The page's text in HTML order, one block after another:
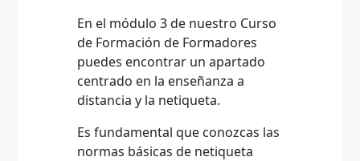
En el módulo 3 de nuestro Curso
de Formación de Formadores
puedes encontrar un apartado
centrado en la enseñanza a
distancia y la netiqueta.
Es fundamental que conozcas las
normas básicas de netiqueta